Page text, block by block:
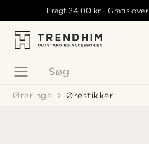
Søg
Fragt34,00 kr - Gratis over
Øreringe Ørestikker